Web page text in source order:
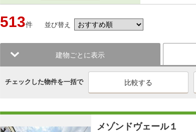
513件 並び替え
建物ごとに表示
チェックした物件を一括で
メゾンドヴェール１